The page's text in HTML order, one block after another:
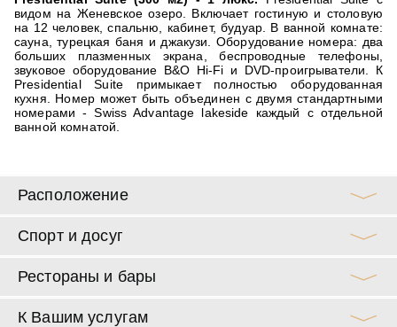
видом на Женевское озеро. Включает гостиную и столовую
на 12 человек, спальню, кабинет, будуар. В ванной комнате:
сауна, турецкая баня и джакузи. Оборудование номера: два
больших плазменных экрана, беспроводные телефоны,
звуковое оборудование B&O Hi-Fi и DVD-проигрыватели. К
Presidential Suite примыкает полностью оборудованная
кухня. Номер может быть объединен с двумя стандартными
номерами - Swiss Advantage lakeside каждый с отдельной
ванной комнатой.
Расположение
Спорт и досуг
Рестораны и бары
К Вашим услугам